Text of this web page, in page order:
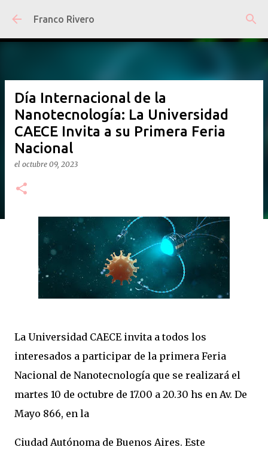
Ir al contenido principal
Franco Rivero
Día Internacional de la
Nanotecnología: La Universidad
CAECE Invita a su Primera Feria
Nacional
el octubre 09, 2023
La Universidad CAECE invita a todos los
interesados a participar de la primera Feria
Nacional de Nanotecnología que se realizará el
martes 10 de octubre de 17.00 a 20.30 hs en Av. De
Mayo 866, en la
Ciudad Autónoma de Buenos Aires. Este